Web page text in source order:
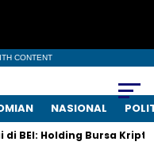
CONTENT
NASIONAL
Holding Bursa Kripto